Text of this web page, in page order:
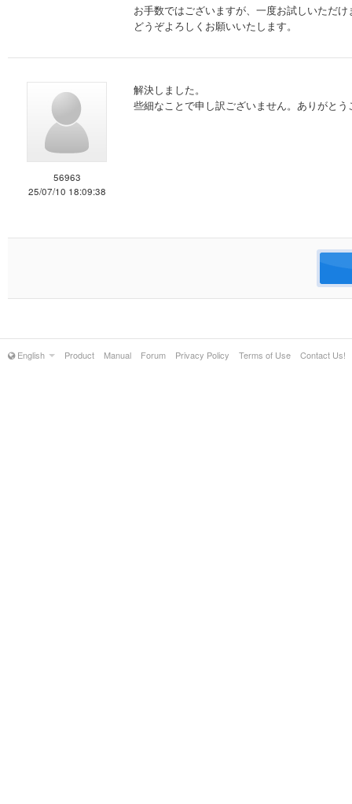
お手数ではございますが、一度お試しいただ
どうぞよろしくお願いいたします。
56963
25/07/10 18:09:38
解決しました。
些細なことで申し訳ございません。ありがとう
English Product Manual Forum Privacy Policy Terms of Use Contact Us!